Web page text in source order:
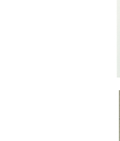
270
272
275
278
282